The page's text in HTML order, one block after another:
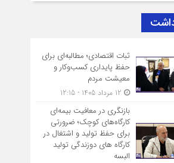
ثبات اقتصادی؛ مطالبه‌ای برای
حفظ پایداری کسب‌وکار و
معیشت مردم
بازنگری در معافیت بیمه‌ای
کارگاه‌های کوچک؛ ضرورتی
برای حفظ تولید و اشتغال در
کارگاه های دوزندگی تولید
البسه